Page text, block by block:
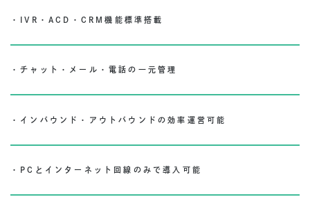
・IVR・ACD・CRM機能標準搭載
・チャット・メール・電話の一元管理
・インバウンド・アウトバウンドの効率運営可能
・PCとインターネット回線のみで導入可能